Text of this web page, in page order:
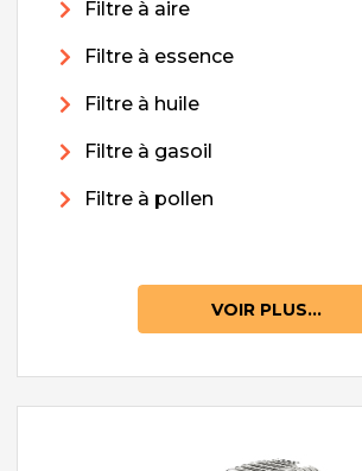
Filtre à aire
Filtre à essence
Filtre à huile
Filtre à gasoil
Filtre à pollen
VOIR PLUS...